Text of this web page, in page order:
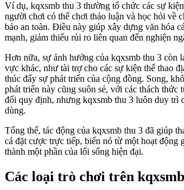
Ví dụ, kqxsmb thu 3 thường tổ chức các sự
người chơi có thể chơi thảo luận và học hỏi về
bảo an toàn. Điều này giúp xây dựng văn hóa
mạnh, giảm thiểu rủi ro liên quan đến nghiện
Hơn nữa, sự ảnh hưởng của kqxsmb thu 3 còn
vực khác, như tài trợ cho các sự kiện thể thao
thúc đẩy sự phát triển của cộng đồng. Song,
phát triển này cũng suôn sẻ, với các thách thức
đổi quy định, nhưng kqxsmb thu 3 luôn duy trì
dùng.
Tổng thể, tác động của kqxsmb thu 3 đã giúp
cá đặt cược trực tiếp, biến nó từ một hoạt động
thành một phần của lối sống hiện đại.
Các loại trò chơi trên